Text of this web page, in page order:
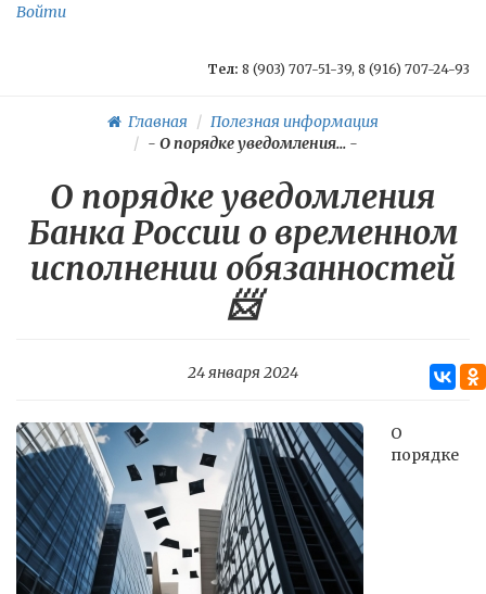
Войти
Тел: 8 (903) 707-51-39, 8 (916) 707-24-93
Главная
Полезная информация
- О порядке уведомления... -
О порядке уведомления
Банка России о временном
исполнении обязанностей
📨
24 января 2024
О
порядке